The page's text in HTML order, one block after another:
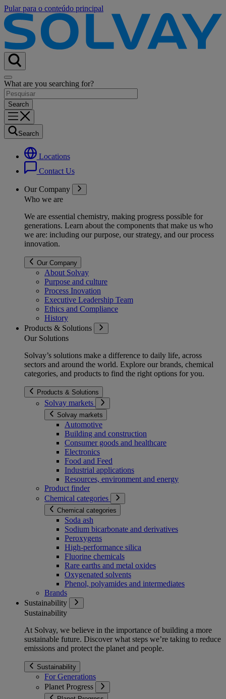
Pular para o conteúdo principal
What are you searching for?
Search
Locations
Contact Us
Our Company
Who we are
We are essential chemistry, making progress possible for
generations. Learn about the components that make us who
we are: including our purpose, our strategy, and our process
innovation.
Our Company
About Solvay
Purpose and culture
Process Inovation
Executive Leadership Team
Ethics and Compliance
History
Products & Solutions
Our Solutions
Solvay’s solutions make a difference to daily life, across
sectors and around the world. Explore our brands, chemical
categories, and products to find the right options for you.
Products & Solutions
Solvay markets
Solvay markets
Automotive
Building and construction
Consumer goods and healthcare
Electronics
Food and Feed
Industrial applications
Resources, environment and energy
Product finder
Chemical categories
Chemical categories
Soda ash
Sodium bicarbonate and derivatives
Peroxygens
High-performance silica
Fluorine chemicals
Rare earths and metal oxides
Oxygenated solvents
Phenol, polyamides and intermediates
Brands
Sustainability
Sustainability
At Solvay, we believe in the importance of building a more
sustainable future. Discover what steps we’re taking to reduce
emissions and protect the planet and people.
Sustainability
For Generations
Planet Progress